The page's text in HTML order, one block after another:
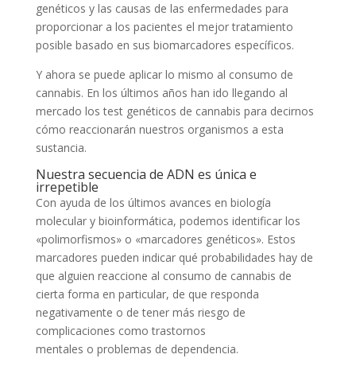
genéticos y las causas de las enfermedades para
proporcionar a los pacientes el mejor tratamiento
posible basado en sus biomarcadores específicos.
Y ahora se puede aplicar lo mismo al consumo de
cannabis. En los últimos años han ido llegando al
mercado los test genéticos de cannabis para decirnos
cómo reaccionarán nuestros organismos a esta
sustancia.
Nuestra secuencia de ADN es única e
irrepetible
Con ayuda de los últimos avances en biología
molecular y bioinformática, podemos identificar los
«polimorfismos» o «marcadores genéticos». Estos
marcadores pueden indicar qué probabilidades hay de
que alguien reaccione al consumo de cannabis de
cierta forma en particular, de que responda
negativamente o de tener más riesgo de
complicaciones como trastornos
mentales o problemas de dependencia.